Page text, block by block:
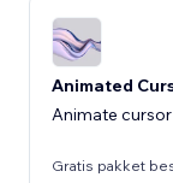
Animated
Animate
Gratis pakket